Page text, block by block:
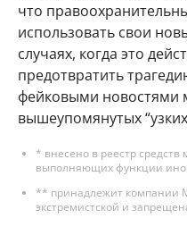
что
использовать свои
случаях, когда это
предотвратить
фейковыми новостями
вышеупомянутых
* внесено в реестр
выполняющих функции
** принадлежит компании
экстремистской и